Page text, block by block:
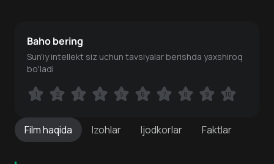
Filmhaqida Izohlar Ijodkorlar Faktlar
Baho bering
Sun'iy intellekt siz uchun tavsiyalar berishda yaxshiroq
bo'ladi
1 2 3 4 5 6 7 8 9 10
1 2 3 4 5 6 7 8 9 10